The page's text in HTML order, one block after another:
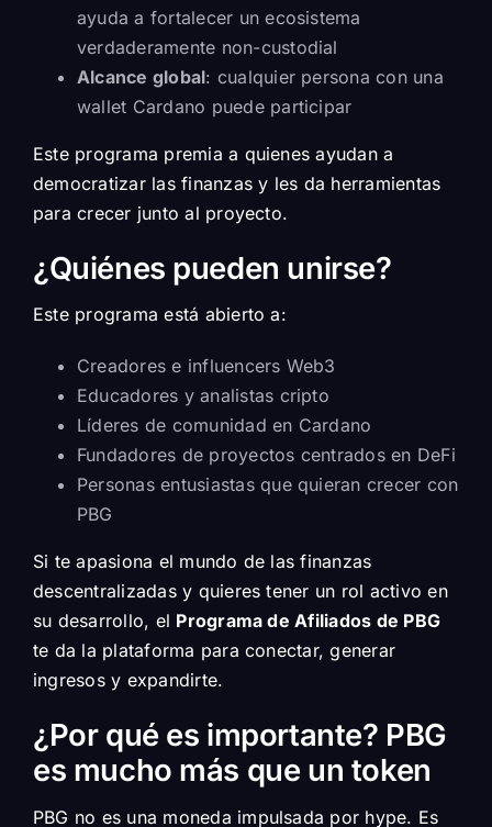
ayuda a fortalecer un ecosistema
verdaderamente non-custodial
Alcance global: cualquier persona con una
wallet Cardano puede participar
Este programa premia a quienes ayudan a
democratizar las finanzas y les da herramientas
para crecer junto al proyecto.
¿Quiénes pueden unirse?
Este programa está abierto a:
Creadores e influencers Web3
Educadores y analistas cripto
Líderes de comunidad en Cardano
Fundadores de proyectos centrados en DeFi
Personas entusiastas que quieran crecer con
PBG
Si te apasiona el mundo de las finanzas
descentralizadas y quieres tener un rol activo en
su desarrollo, el Programa de Afiliados de PBG
te da la plataforma para conectar, generar
ingresos y expandirte.
¿Por qué es importante? PBG
es mucho más que un token
PBG no es una moneda impulsada por hype. Es